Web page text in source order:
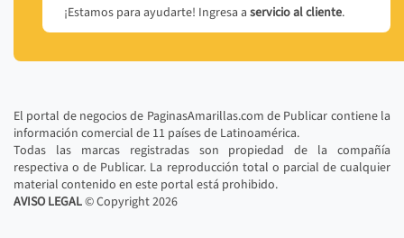
¡Estamos para ayudarte! Ingresa a servicio al cliente.
El portal de negocios de PaginasAmarillas.com de Publicar contiene la
información comercial de 11 países de Latinoamérica.
Todas las marcas registradas son propiedad de la compañía
respectiva o de Publicar. La reproducción total o parcial de cualquier
material contenido en este portal está prohibido.
AVISO LEGAL© Copyright2026